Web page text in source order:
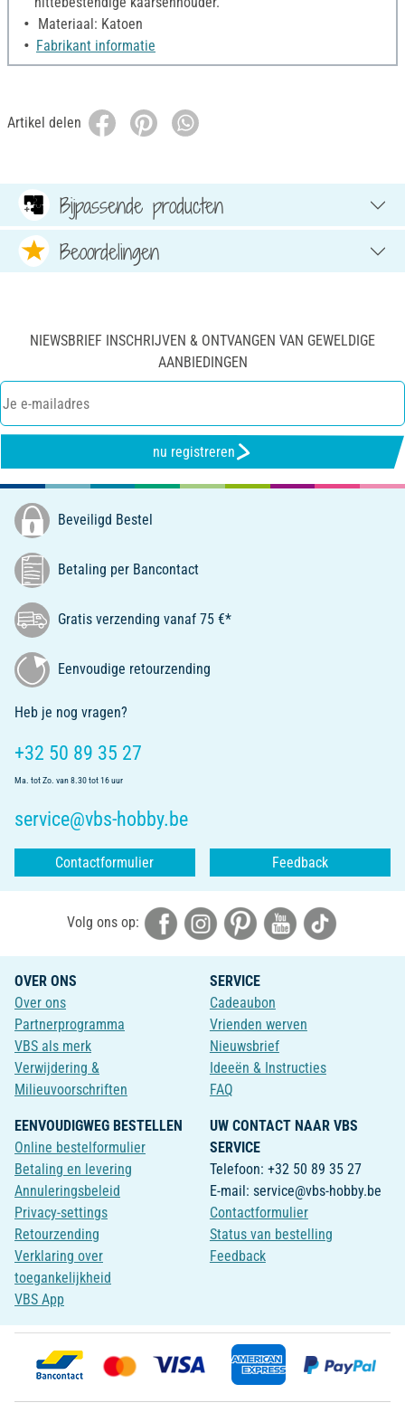
Materiaal: Katoen
Fabrikant informatie
Artikel delen
Bijpassende producten
Beoordelingen
NIEWSBRIEF INSCHRIJVEN & ONTVANGEN VAN GEWELDIGE
AANBIEDINGEN
nu registreren
Beveiligd Bestel
Betaling per Bancontact
Gratis verzending vanaf 75 €*
Eenvoudige retourzending
Heb je nog vragen?
+32 50 89 35 27
Ma. tot Zo. van 8.30 tot 16 uur
service@vbs-hobby.be
Contactformulier Feedback
Volg ons op:
OVER ONS
Over ons
Partnerprogramma
VBS als merk
Verwijdering &
Milieuvoorschriften
SERVICE
Cadeaubon
Vrienden werven
Nieuwsbrief
Ideeën & Instructies
FAQ
EENVOUDIGWEG BESTELLEN
Online bestelformulier
Betaling en levering
Annuleringsbeleid
Privacy-settings
Retourzending
Verklaring over
toegankelijkheid
VBS App
UW CONTACT NAAR VBS
SERVICE
Telefoon: +32 50 89 35 27
E-mail: service@vbs-hobby.be
Contactformulier
Status van bestelling
Feedback